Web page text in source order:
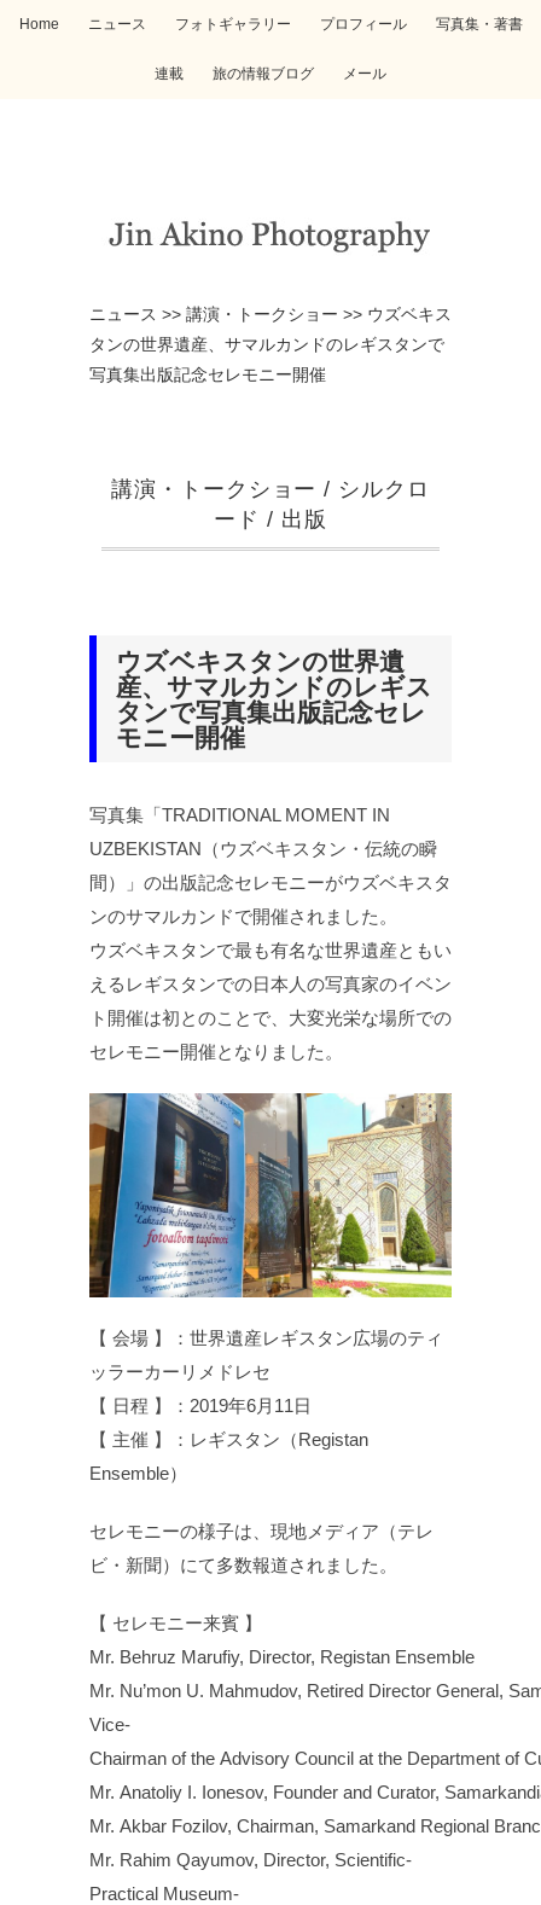
Home ニュース フォトギャラリー プロフィール 写真集・著書
連載 旅の情報ブログ メール
ニュース >> 講演・トークショー >> ウズベキス
タンの世界遺産、サマルカンドのレギスタンで
写真集出版記念セレモニー開催
講演・トークショー / シルクロ
ード / 出版
ウズベキスタンの世界遺
産、サマルカンドのレギス
タンで写真集出版記念セレ
モニー開催
写真集「TRADITIONAL MOMENT IN
UZBEKISTAN（ウズベキスタン・伝統の瞬
間）」の出版記念セレモニーがウズベキスタ
ンのサマルカンドで開催されました。
ウズベキスタンで最も有名な世界遺産ともい
えるレギスタンでの日本人の写真家のイベン
ト開催は初とのことで、大変光栄な場所での
セレモニー開催となりました。
【 会場 】：世界遺産レギスタン広場のティ
ッラーカーリメドレセ
【 日程 】：2019年6月11日
【 主催 】：レギスタン（Registan
Ensemble）
セレモニーの様子は、現地メディア（テレ
ビ・新聞）にて多数報道されました。
【 セレモニー来賓 】
Mr. Behruz Marufiy, Director, Registan Ensemble
Mr. Nu’mon U. Mahmudov, Retired Director General,
Vice-
Chairman of the Advisory Council at the Department of
Mr. Anatoliy I. Ionesov, Founder and Curator,
Mr. Akbar Fozilov, Chairman, Samarkand Regional
Mr. Rahim Qayumov, Director, Scientific-
Practical Museum-